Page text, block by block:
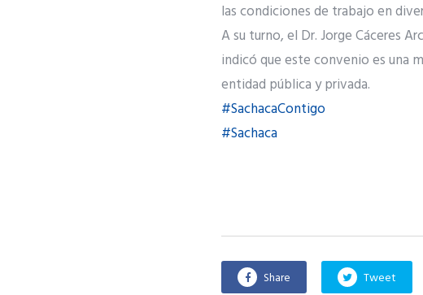
las condiciones de trabajo en
A su turno, el Dr. Jorge Cáceres
indicó que este convenio es una
entidad pública y privada.
#SachacaContigo
#Sachaca
Share Tweet